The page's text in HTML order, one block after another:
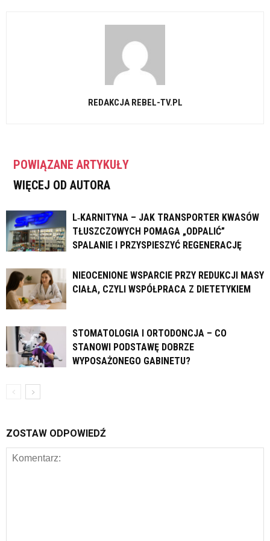
REDAKCJA REBEL-TV.PL
POWIĄZANE ARTYKUŁY
WIĘCEJ OD AUTORA
L‑KARNITYNA – JAK TRANSPORTER KWASÓW
TŁUSZCZOWYCH POMAGA „ODPALIĆ”
SPALANIE I PRZYSPIESZYĆ REGENERACJĘ
NIEOCENIONE WSPARCIE PRZY REDUKCJI MASY
CIAŁA, CZYLI WSPÓŁPRACA Z DIETETYKIEM
STOMATOLOGIA I ORTODONCJA – CO
STANOWI PODSTAWĘ DOBRZE
WYPOSAŻONEGO GABINETU?
ZOSTAW ODPOWIEDŹ